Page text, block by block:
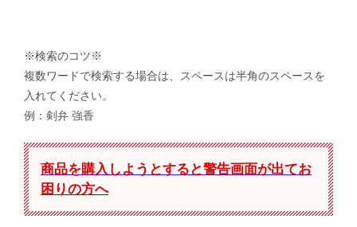
※検索のコツ※
複数ワードで検索する場合は、スペースは半角のスペースを
入れてください。
例：剣弁 強香
商品を購入しようとすると警告画面が出てお
困りの方へ